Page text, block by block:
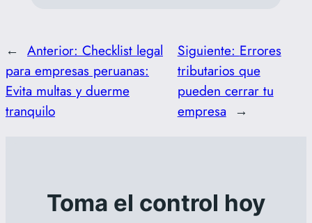
← Anterior: Checklist legal
para empresas peruanas:
Evita multas y duerme
tranquilo
Siguiente: Errores
tributarios que
pueden cerrar tu
empresa →
Toma el control hoy